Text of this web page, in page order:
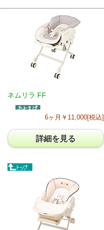
ネムリラ FF
6ヶ月￥11,000[税込]
詳細を見る